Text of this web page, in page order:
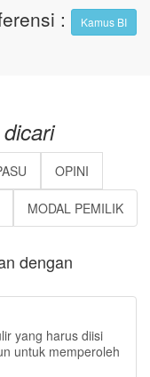
: Kamus BI
OPINI
MODAL PEMILIK
dengan
yang harus diisi
untuk memperoleh